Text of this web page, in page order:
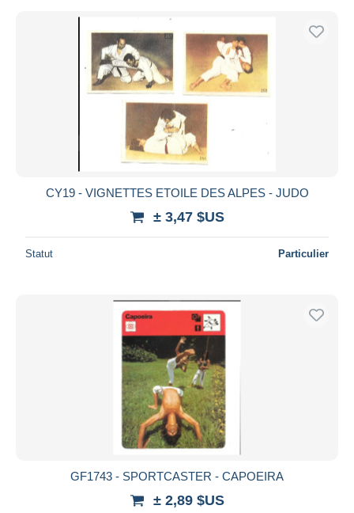
CY19 - VIGNETTES ETOILE DES ALPES - JUDO
± 3,47 $US
Statut Particulier
GF1743 - SPORTCASTER - CAPOEIRA
± 2,89 $US